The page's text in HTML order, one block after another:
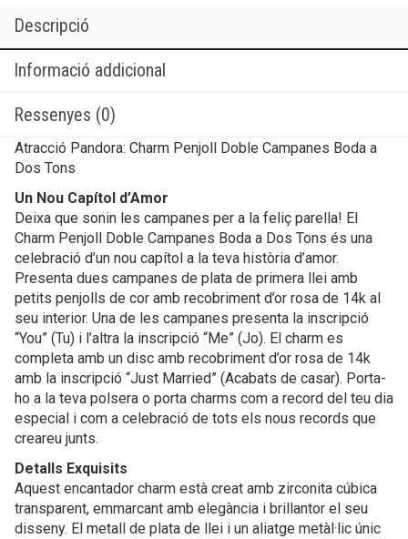
Descripció
Informació addicional
Ressenyes (0)
Atracció Pandora: Charm Penjoll Doble Campanes Boda a
Dos Tons
Un Nou Capítol d’Amor
Deixa que sonin les campanes per a la feliç parella! El
Charm Penjoll Doble Campanes Boda a Dos Tons és una
celebració d’un nou capítol a la teva història d’amor.
Presenta dues campanes de plata de primera llei amb
petits penjolls de cor amb recobriment d’or rosa de 14k al
seu interior. Una de les campanes presenta la inscripció
“You” (Tu) i l’altra la inscripció “Me” (Jo). El charm es
completa amb un disc amb recobriment d’or rosa de 14k
amb la inscripció “Just Married” (Acabats de casar). Porta-
ho a la teva polsera o porta charms com a record del teu dia
especial i com a celebració de tots els nous records que
creareu junts.
Detalls Exquisits
Aquest encantador charm està creat amb zirconita cúbica
transparent, emmarcant amb elegància i brillantor el seu
disseny. El metall de plata de llei i un aliatge metàl·lic únic